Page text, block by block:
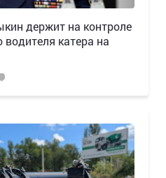
держит на контроле
водителя катера на